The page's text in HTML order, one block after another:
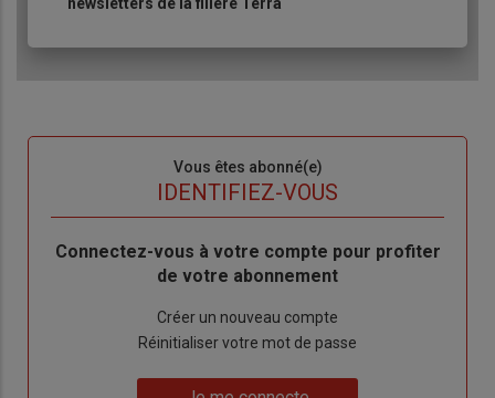
newsletters de la filière Terra
Vous êtes abonné(e)
IDENTIFIEZ-VOUS
Body
Connectez-vous à votre compte pour profiter
de votre abonnement
Créer un nouveau compte
Réinitialiser votre mot de passe